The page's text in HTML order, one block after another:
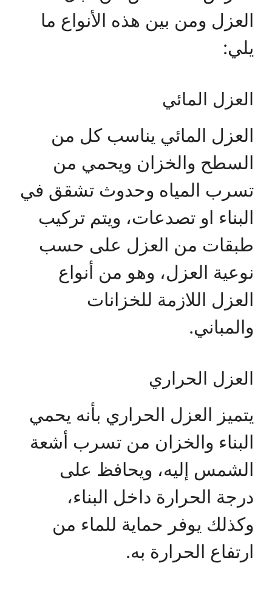
العزل ومن بين هذه الأنواع ما
يلي:
العزل المائي
العزل المائي يناسب كل من
السطح والخزان ويحمي من
تسرب المياه وحدوث تشقق في
البناء او تصدعات، ويتم تركيب
طبقات من العزل على حسب
نوعية العزل، وهو من أنواع
العزل اللازمة للخزانات
والمباني.
العزل الحراري
يتميز العزل الحراري بأنه يحمي
البناء والخزان من تسرب أشعة
الشمس إليه، ويحافظ على
درجة الحرارة داخل البناء،
وكذلك يوفر حماية للماء من
ارتفاع الحرارة به.